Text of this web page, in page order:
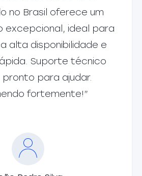
no Brasil oferece um
excepcional, ideal para
alta disponibilidade e
Suporte técnico
para ajudar.
fortemente!”